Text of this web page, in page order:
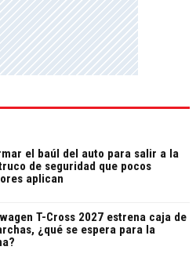
el baúl del auto para salir a la
de seguridad que pocos
aplican
T-Cross 2027 estrena caja de
¿qué se espera para la